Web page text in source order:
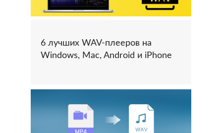
6 лучших WAV-плееров на
Windows, Mac, Android и iPhone